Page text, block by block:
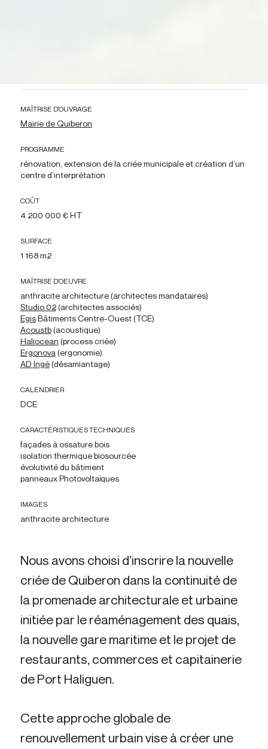
MAÎTRISE D’OUVRAGE
Mairie de Quiberon
PROGRAMME
rénovation, extension de la criée municipale et création d’un
centre d’interprétation
COÛT
4 200 000 € HT
SURFACE
1 168 m2
MAÎTRISE D’OEUVRE
anthracite architecture (architectes mandataires)
Studio 02(architectes associés)
EgisBâtiments Centre-Ouest (TCE)
Acoustb(acoustique)
Haliocean (process criée)
Ergonova (ergonomie)
AD Ingé(désamiantage)
CALENDRIER
DCE
CARACTÉRISTIQUES TECHNIQUES
façades à ossature bois
isolation thermique biosourcée
évolutivité du bâtiment
panneaux Photovoltaïques
IMAGES
anthracite architecture
Nous avons choisi d’inscrire la nouvelle
criée de Quiberon dans la continuité de
la promenade architecturale et urbaine
initiée par le réaménagement des quais,
la nouvelle gare maritime et le projet de
restaurants, commerces et capitainerie
de Port Haliguen.
Cette approche globale de
renouvellement urbain vise à créer une